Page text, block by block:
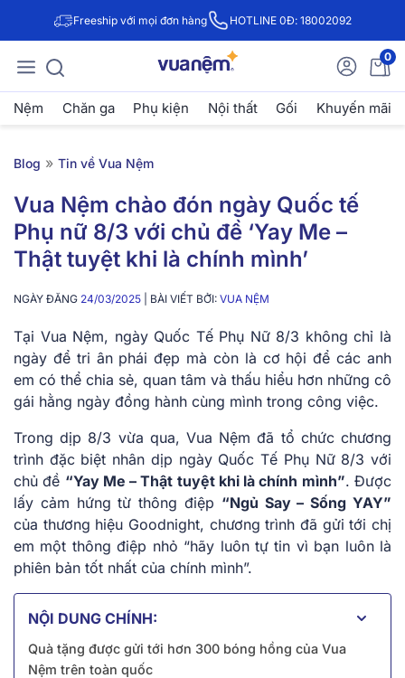
Freeship với mọi đơn hàng HOTLINE 0Đ: 18002092
0
Nệm Chăn ga Phụ kiện Nội thất Gối Khuyến mãi
Blog » Tin về Vua Nệm
Vua Nệm chào đón ngày Quốc tế
Phụ nữ 8/3 với chủ đề ‘Yay Me –
Thật tuyệt khi là chính mình’
NGÀY ĐĂNG 24/03/2025 | BÀI VIẾT BỞI: VUA NỆM
Tại Vua Nệm, ngày Quốc Tế Phụ Nữ 8/3 không chỉ là
ngày để tri ân phái đẹp mà còn là cơ hội để các anh
em có thể chia sẻ, quan tâm và thấu hiểu hơn những cô
gái hằng ngày đồng hành cùng mình trong công việc.
Trong dịp 8/3 vừa qua, Vua Nệm đã tổ chức chương
trình đặc biệt nhân dịp ngày Quốc Tế Phụ Nữ 8/3 với
chủ đề “Yay Me – Thật tuyệt khi là chính mình”. Được
lấy cảm hứng từ thông điệp “Ngủ Say – Sống YAY”
của thương hiệu Goodnight, chương trình đã gửi tới chị
em một thông điệp nhỏ “hãy luôn tự tin vì bạn luôn là
phiên bản tốt nhất của chính mình”.
NỘI DUNG CHÍNH:
Quà tặng được gửi tới hơn 300 bóng hồng của Vua
Nệm trên toàn quốc